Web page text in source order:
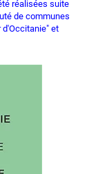
réalisées suite
de communes
d'Occitanie" et